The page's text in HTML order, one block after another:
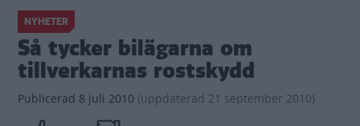
NYHETER
Så tycker bilägarna om
tillverkarnas rostskydd
Publicerad 8 juli 2010 (uppdaterad 21 september 2010)